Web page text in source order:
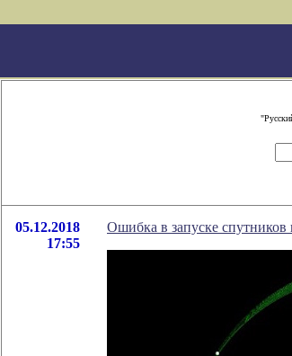
05.12.2018
17:55
Ошибка в запуске